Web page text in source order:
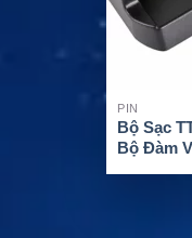
PIN
Bộ Sạc
Bộ Đàm